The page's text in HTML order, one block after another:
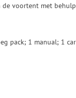
voortent met
pack; 1 manual; 1